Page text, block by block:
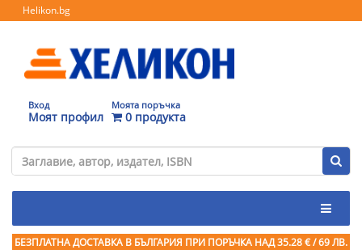
Helikon.bg
Вход
Моят профил
Моята поръчка
0 продукта
БЕЗПЛАТНА ДОСТАВКА В БЪЛГАРИЯ ПРИ ПОРЪЧКА НАД 35.28 € / 69 ЛВ.